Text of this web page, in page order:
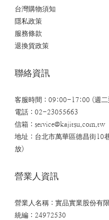
台灣購物須知
隱私政策
服務條款
退換貨政策
聯絡資訊
客服時間：09:00-17:00 (週二
電話：02-23055663
信箱： service@kajitsu.com.tw
地址：台北市萬華區德昌街10
放)
營業人資訊
營業人名稱：實品實業股份有
統編：24972530